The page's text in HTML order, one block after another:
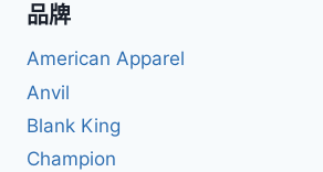
品牌
American Apparel
Anvil
Blank King
Champion